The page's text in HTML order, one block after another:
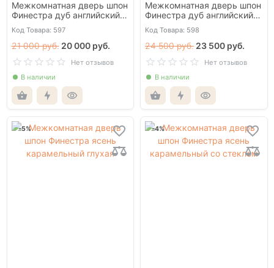
Межкомнатная дверь шпон
Финестра дуб английский
Код Товара: 597
21 000 руб. 20 000 руб.
Нет отзывов
В наличии
Межкомнатная дверь шпон
Финестра дуб английский
Код Товара: 598
24 500 руб. 23 500 руб.
Нет отзывов
В наличии
-5% -4%